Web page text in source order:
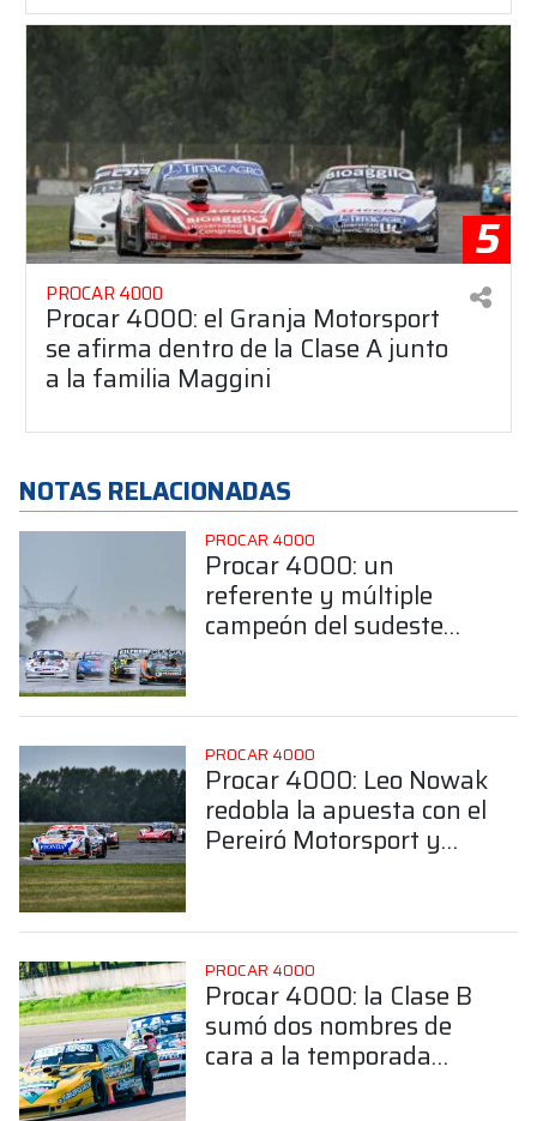
5
PROCAR 4000
Procar 4000: el Granja Motorsport
se afirma dentro de la Clase A junto
a la familia Maggini
NOTAS RELACIONADAS
PROCAR 4000
Procar 4000: un
referente y múltiple
campeón del sudeste
PROCAR 4000
Procar 4000: Leo Nowak
redobla la apuesta con el
Pereiró Motorsport y
A
PROCAR 4000
Procar 4000: la Clase B
sumó dos nombres de
cara a la temporada